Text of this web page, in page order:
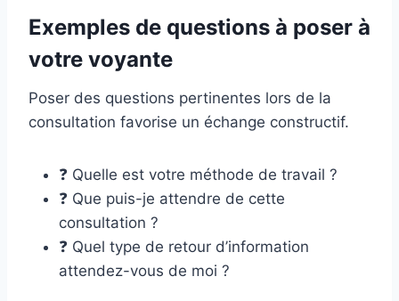
Exemples de questions à poser à
votre voyante
Poser des questions pertinentes lors de la
consultation favorise un échange constructif.
❓ Quelle est votre méthode de travail ?
❓ Que puis-je attendre de cette
consultation ?
❓ Quel type de retour d’information
attendez-vous de moi ?